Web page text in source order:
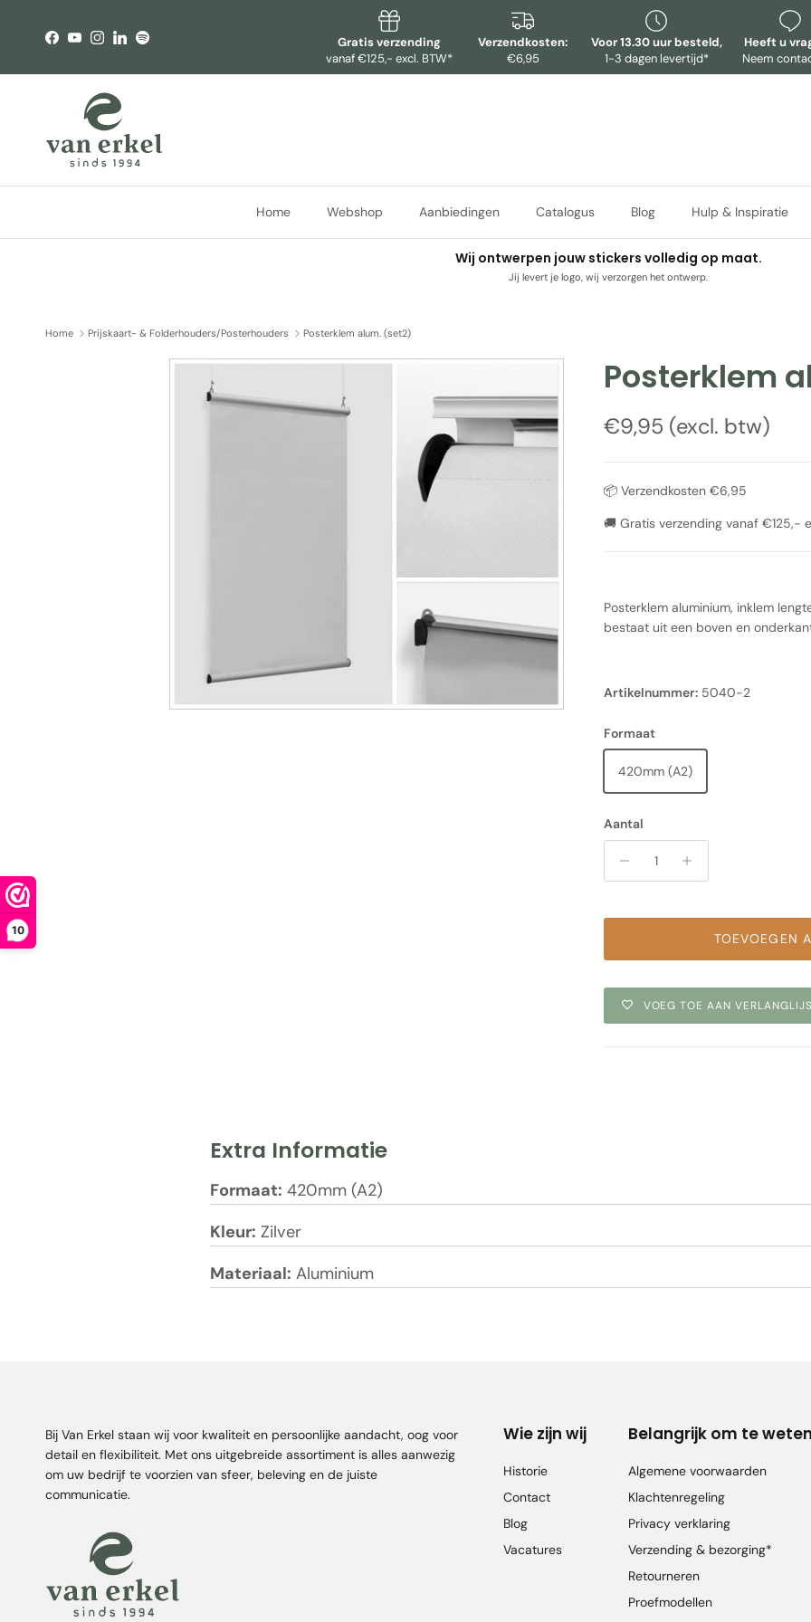
10
Facebook
YouTubeInstagram
LinkedInSpotify
Gratis verzending
vanaf €125,- excl. BTW*
Verzendkosten:
€6,95
Voor 13.30 uur besteld,
1-3 dagen levertijd*
Heeft u
Neem
Home Webshop Aanbiedingen Catalogus Blog Hulp & Inspiratie
Wij ontwerpen jouw stickers volledig op maat.
Jij levert je logo, wij verzorgen het ontwerp.
Home Prijskaart- & Folderhouders/Posterhouders Posterklem alum. (set2)
Ga direct naar productinformatie Posterklem
Reguliere prijs
€9,95 (excl. btw)
📦 Verzendkosten €6,95
🚚 Gratis verzending vanaf €125,-
Posterklem aluminium, inklem
bestaat uit een boven en
Artikelnummer: 5040-2
Formaat
420mm (A2)
Aantal
TOEVOEGEN
VOEG TOE AAN
Extra Informatie
Formaat: 420mm (A2)
Kleur: Zilver
Materiaal: Aluminium
Bij Van Erkel staan wij voor kwaliteit en persoonlijke aandacht, oog voor
detail en flexibiliteit. Met ons uitgebreide assortiment is alles aanwezig
om uw bedrijf te voorzien van sfeer, beleving en de juiste
communicatie.
Wie zijn wij
Historie
Contact
Blog
Vacatures
Belangrijk om te weten
Algemene voorwaarden
Klachtenregeling
Privacy verklaring
Verzending & bezorging*
Retourneren
Proefmodellen